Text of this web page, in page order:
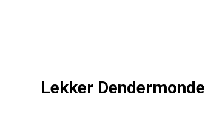
Lekker Dendermonde